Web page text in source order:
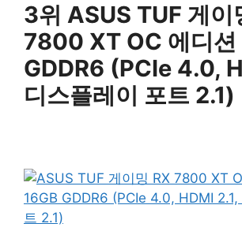
3위 ASUS TUF 게이
7800 XT OC 에디션
GDDR6 (PCIe 4.0,
디스플레이 포트 2.1)